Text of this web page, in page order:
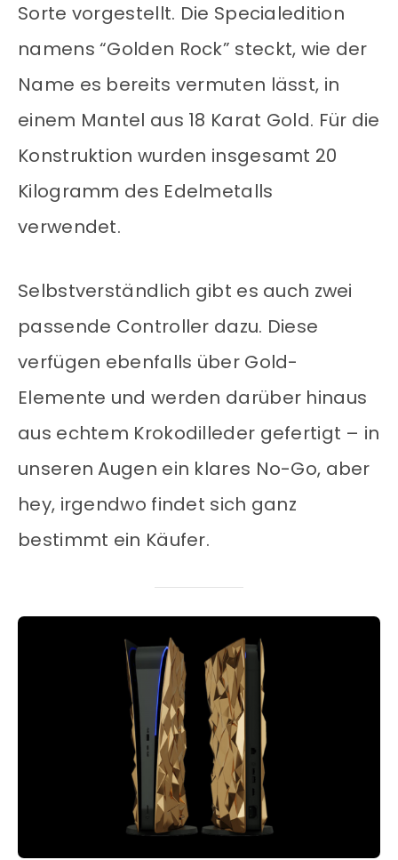
Sorte vorgestellt. Die Specialedition
namens “Golden Rock” steckt, wie der
Name es bereits vermuten lässt, in
einem Mantel aus 18 Karat Gold. Für die
Konstruktion wurden insgesamt 20
Kilogramm des Edelmetalls
verwendet.
Selbstverständlich gibt es auch zwei
passende Controller dazu. Diese
verfügen ebenfalls über Gold-
Elemente und werden darüber hinaus
aus echtem Krokodilleder gefertigt – in
unseren Augen ein klares No-Go, aber
hey, irgendwo findet sich ganz
bestimmt ein Käufer.